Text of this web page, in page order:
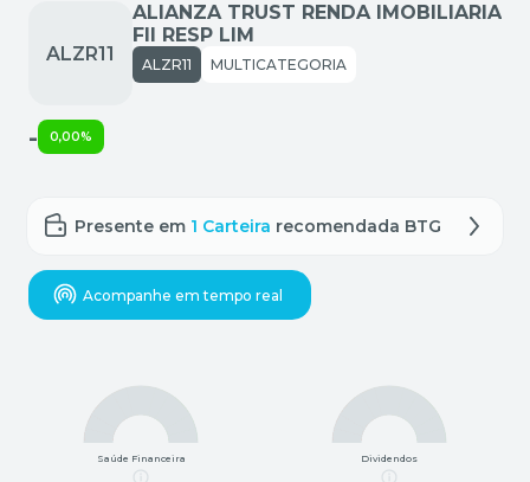
ALIANZA TRUST RENDA IMOBILIARIA
FII RESP LIM
ALZR11 MULTICATEGORIA
Presente em 1 Carteira recomendada BTG
Acompanhe em tempo real
- 0,00%
Saúde Financeira Dividendos